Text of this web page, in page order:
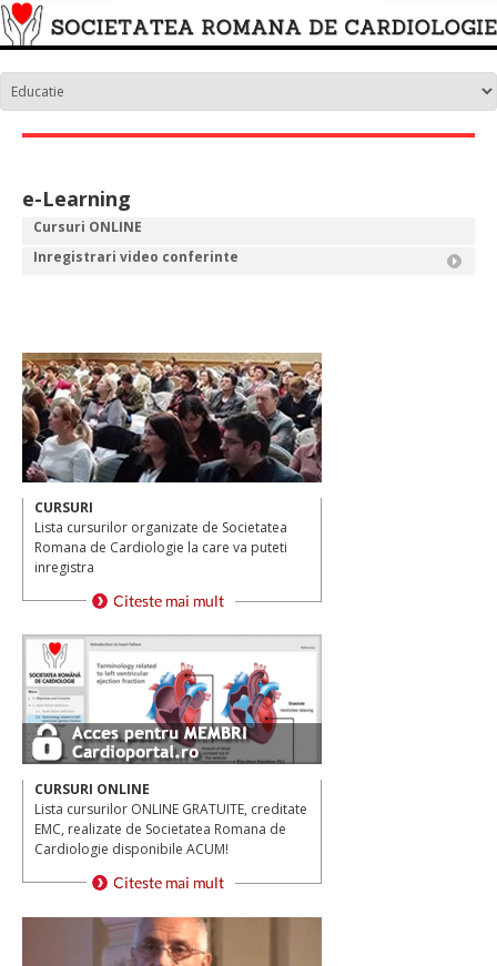
e-Learning
Cursuri ONLINE
Inregistrari video conferinte
CURSURI
Lista cursurilor organizate de Societatea
Romana de Cardiologie la care va puteti
inregistra
CURSURI ONLINE
Lista cursurilor ONLINE GRATUITE, creditate
EMC, realizate de Societatea Romana de
Cardiologie disponibile ACUM!